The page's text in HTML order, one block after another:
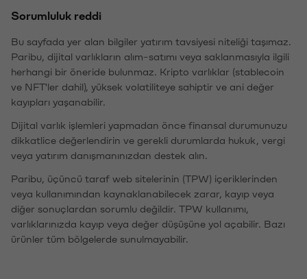
Sorumluluk reddi
Bu sayfada yer alan bilgiler yatırım tavsiyesi niteliği taşımaz.
Paribu, dijital varlıkların alım-satımı veya saklanmasıyla ilgili
herhangi bir öneride bulunmaz. Kripto varlıklar (stablecoin
ve NFT'ler dahil), yüksek volatiliteye sahiptir ve ani değer
kayıpları yaşanabilir.
Dijital varlık işlemleri yapmadan önce finansal durumunuzu
dikkatlice değerlendirin ve gerekli durumlarda hukuk, vergi
veya yatırım danışmanınızdan destek alın.
Paribu, üçüncü taraf web sitelerinin (TPW) içeriklerinden
veya kullanımından kaynaklanabilecek zarar, kayıp veya
diğer sonuçlardan sorumlu değildir. TPW kullanımı,
varlıklarınızda kayıp veya değer düşüşüne yol açabilir. Bazı
ürünler tüm bölgelerde sunulmayabilir.